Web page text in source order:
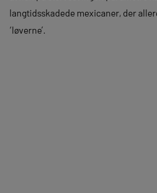
langtidsskadede mexicaner, der
‘løverne’.